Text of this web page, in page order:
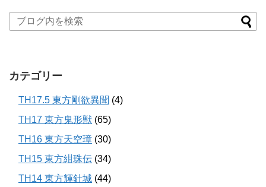
カテゴリー
TH17.5 東方剛欲異聞 (4)
TH17 東方鬼形獣 (65)
TH16 東方天空璋 (30)
TH15 東方紺珠伝 (34)
TH14 東方輝針城 (44)